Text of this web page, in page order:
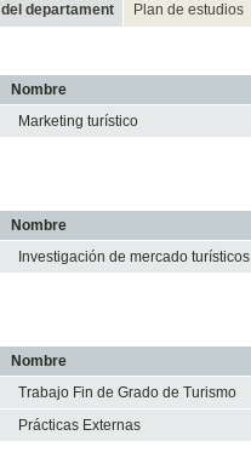
departament Plan de estudios
Nombre
Marketing turístico
Nombre
Investigación de mercado turísticos
Nombre
Trabajo Fin de Grado de Turismo
Prácticas Externas